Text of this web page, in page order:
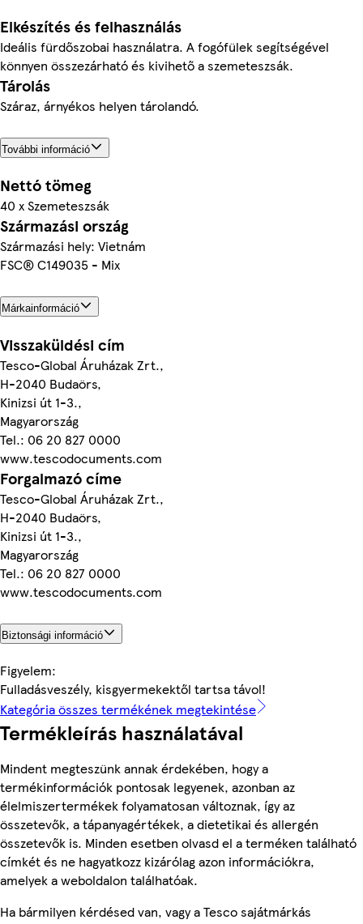
Elkészítés és felhasználás
Ideális fürdőszobai használatra. A fogófülek segítségével
könnyen összezárható és kivihető a szemeteszsák.
Tárolás
Száraz, árnyékos helyen tárolandó.
További információ
Nettó tömeg
40 x Szemeteszsák
Származási ország
Származási hely: Vietnám
FSC® C149035 - Mix
Márkainformáció
Visszaküldési cím
Tesco-Global Áruházak Zrt.,
H-2040 Budaörs,
Kinizsi út 1-3.,
Magyarország
Tel.: 06 20 827 0000
www.tescodocuments.com
Forgalmazó címe
Tesco-Global Áruházak Zrt.,
H-2040 Budaörs,
Kinizsi út 1-3.,
Magyarország
Tel.: 06 20 827 0000
www.tescodocuments.com
Biztonsági információ
Figyelem:
Fulladásveszély, kisgyermekektől tartsa távol!
Kategória összes termékének megtekintése
Termékleírás használatával
Mindent megteszünk annak érdekében, hogy a
termékinformációk pontosak legyenek, azonban az
élelmiszertermékek folyamatosan változnak, így az
összetevők, a tápanyagértékek, a dietetikai és allergén
összetevők is. Minden esetben olvasd el a terméken található
címkét és ne hagyatkozz kizárólag azon információkra,
amelyek a weboldalon találhatóak.
Ha bármilyen kérdésed van, vagy a Tesco sajátmárkás